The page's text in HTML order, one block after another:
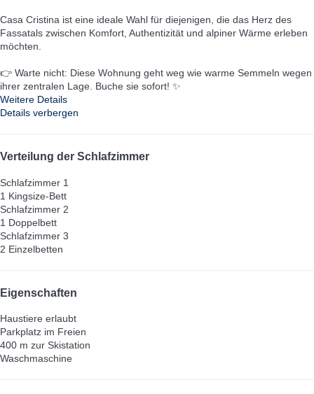
Casa Cristina ist eine ideale Wahl für diejenigen, die das Herz des
Fassatals zwischen Komfort, Authentizität und alpiner Wärme erleben
möchten.
👉 Warte nicht: Diese Wohnung geht weg wie warme Semmeln wegen
ihrer zentralen Lage. Buche sie sofort! ✨
Weitere Details
Details verbergen
Verteilung der Schlafzimmer
Schlafzimmer 1
1 Kingsize-Bett
Schlafzimmer 2
1 Doppelbett
Schlafzimmer 3
2 Einzelbetten
Eigenschaften
Haustiere erlaubt
Parkplatz im Freien
400 m zur Skistation
Waschmaschine